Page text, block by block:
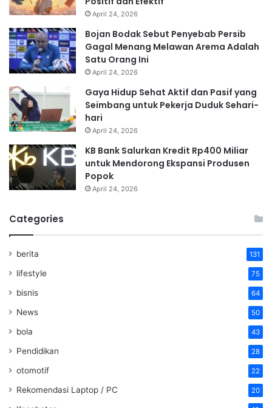
April 24, 2026
Bojan Bodak Sebut Penyebab Persib
Gagal Menang Melawan Arema Adalah
Satu Orang Ini
April 24, 2026
Gaya Hidup Sehat Aktif dan Pasif yang
Seimbang untuk Pekerja Duduk Sehari-
hari
April 24, 2026
KB Bank Salurkan Kredit Rp400 Miliar
untuk Mendorong Ekspansi Produsen
Popok
April 24, 2026
Categories
berita 131
lifestyle 75
bisnis 64
News 50
bola 43
Pendidikan 28
otomotif 22
Rekomendasi Laptop / PC 20